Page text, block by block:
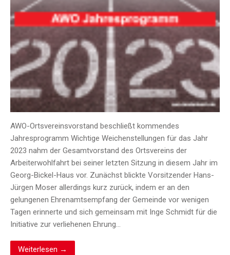
AWO-Ortsvereinsvorstand beschließt kommendes
Jahresprogramm Wichtige Weichenstellungen für das Jahr
2023 nahm der Gesamtvorstand des Ortsvereins der
Arbeiterwohlfahrt bei seiner letzten Sitzung in diesem Jahr im
Georg-Bickel-Haus vor. Zunächst blickte Vorsitzender Hans-
Jürgen Moser allerdings kurz zurück, indem er an den
gelungenen Ehrenamtsempfang der Gemeinde vor wenigen
Tagen erinnerte und sich gemeinsam mit Inge Schmidt für die
Initiative zur verliehenen Ehrung…
Weiterlesen →